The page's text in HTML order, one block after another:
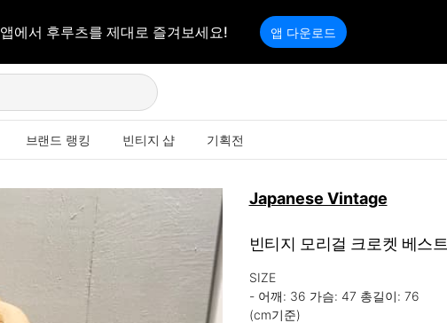
앱에서 후루츠를 제대로 즐겨보세요! 앱 다운로드
브랜드 랭킹 빈티지 샵 기획전
Japanese Vintage
빈티지 모리걸 크로켓 베스트
SIZE
- 어깨: 36 가슴: 47 총길이: 76
(cm기준)